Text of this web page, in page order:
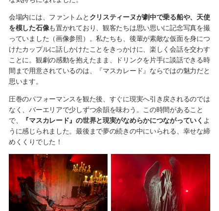
会場内には、ファントムと クリスティーヌが劇中で乗る船や、天使
を模した石像も置かれており、観客たちは思い思いに記念写真を撮
っていました（画像参照）。私たちも、後輩が素敵な仮面を身につ
けたカップルに話しかけたことをきっかけに、楽しく会話を交わす
ことに。観劇の感動を抱えたまま、ドリンクを片手に談話できる時
間まで用意されているのは、『マスカレード』ならではの魅力だと
思います。
圧巻のパフォーマンスを観た後、すぐに現実へ引き戻されるのでは
なく、バーエリアで少しずつ余韻を味わう。この時間があること
で、
『マスカレード』の世界と現実がなめらかにつながっていく よ
うに感じられました。最後まで夢の続きの中にいられる、幸せな締
めくくりでした！